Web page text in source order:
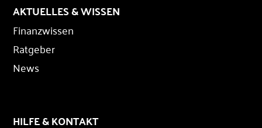
AKTUELLES & WISSEN
Finanzwissen
Ratgeber
News
HILFE & KONTAKT